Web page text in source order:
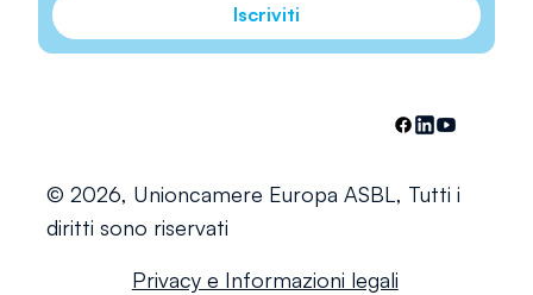
© 2026, Unioncamere Europa ASBL, Tutti i
diritti sono riservati
Privacy e Informazioni legali
Iscriviti